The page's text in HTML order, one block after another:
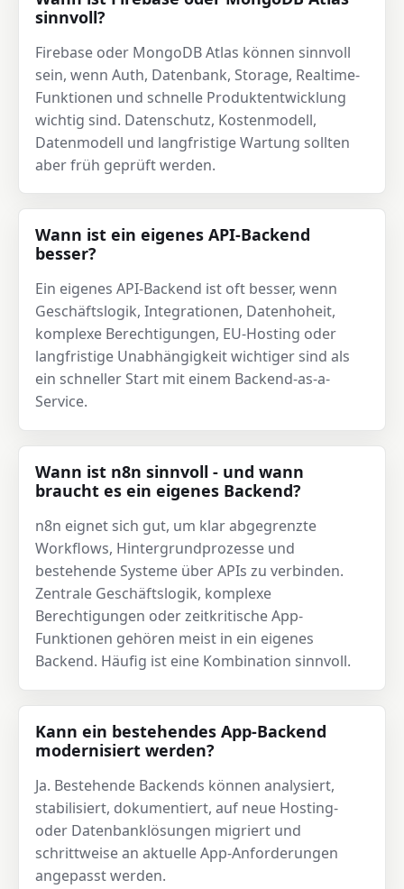
sinnvoll?
Firebase oder MongoDB Atlas können sinnvoll
sein, wenn Auth, Datenbank, Storage, Realtime-
Funktionen und schnelle Produktentwicklung
wichtig sind. Datenschutz, Kostenmodell,
Datenmodell und langfristige Wartung sollten
aber früh geprüft werden.
Wann ist ein eigenes API-Backend
besser?
Ein eigenes API-Backend ist oft besser, wenn
Geschäftslogik, Integrationen, Datenhoheit,
komplexe Berechtigungen, EU-Hosting oder
langfristige Unabhängigkeit wichtiger sind als
ein schneller Start mit einem Backend-as-a-
Service.
Wann ist n8n sinnvoll - und wann
braucht es ein eigenes Backend?
n8n eignet sich gut, um klar abgegrenzte
Workflows, Hintergrundprozesse und
bestehende Systeme über APIs zu verbinden.
Zentrale Geschäftslogik, komplexe
Berechtigungen oder zeitkritische App-
Funktionen gehören meist in ein eigenes
Backend. Häufig ist eine Kombination sinnvoll.
Kann ein bestehendes App-Backend
modernisiert werden?
Ja. Bestehende Backends können analysiert,
stabilisiert, dokumentiert, auf neue Hosting-
oder Datenbanklösungen migriert und
schrittweise an aktuelle App-Anforderungen
angepasst werden.